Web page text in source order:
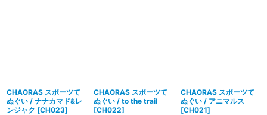
CHAORAS スポーツて
ぬぐい / ナナカマド&レ
ンジャク [CH023]
CHAORAS スポーツて
ぬぐい / to the trail
[CH022]
CHAORAS スポーツて
ぬぐい / アニマルス
[CH021]